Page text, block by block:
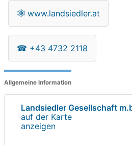
🕸 www.landsiedler.at
☎ +43 4732 2118
Allgemeine Information
Landsiedler Gesellschaft
auf der Karte
anzeigen